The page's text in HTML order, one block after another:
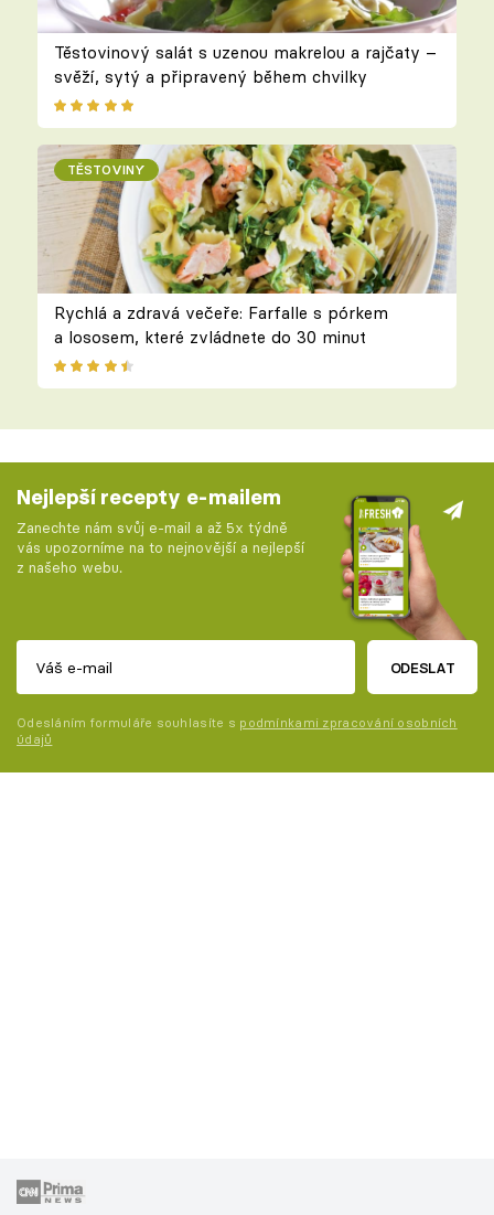
Těstovinový salát s uzenou makrelou a rajčaty –
svěží, sytý a připravený během chvilky
TĚSTOVINY
Rychlá a zdravá večeře: Farfalle s pórkem
a lososem, které zvládnete do 30 minut
Nejlepší recepty e-mailem
Zanechte nám svůj e-mail a až 5x týdně
vás upozorníme na to nejnovější a nejlepší
z našeho webu.
ODESLAT
Odesláním formuláře souhlasíte s podmínkami zpracování osobních
údajů